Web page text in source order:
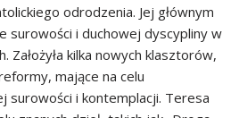
odrodzenia. Jej głównym
surowości i duchowej dyscypliny w
Założyła kilka nowych klasztorów,
mające na celu
surowości i kontemplacji. Teresa